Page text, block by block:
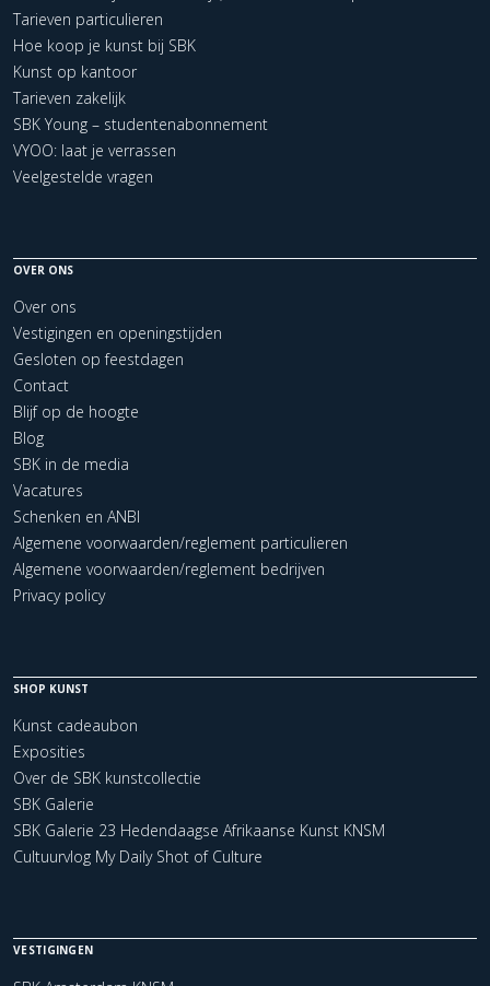
Tarieven particulieren
Hoe koop je kunst bij SBK
Kunst op kantoor
Tarieven zakelijk
SBK Young – studentenabonnement
VYOO: laat je verrassen
Veelgestelde vragen
OVER ONS
Over ons
Vestigingen en openingstijden
Gesloten op feestdagen
Contact
Blijf op de hoogte
Blog
SBK in de media
Vacatures
Schenken en ANBI
Algemene voorwaarden/reglement particulieren
Algemene voorwaarden/reglement bedrijven
Privacy policy
SHOP KUNST
Kunst cadeaubon
Exposities
Over de SBK kunstcollectie
SBK Galerie
SBK Galerie 23 Hedendaagse Afrikaanse Kunst KNSM
Cultuurvlog My Daily Shot of Culture
VESTIGINGEN